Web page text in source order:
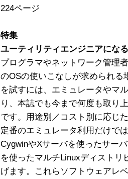
224ページ
特集
ユーティリティエンジニアにな
プログラマやネットワーク管理
のOSの使いこなしが求められる
を試すには、エミュレータやマ
り、本誌でも今まで何度も取り
です。用途別／コスト別に応じ
定番のエミュレータ利用だけで
CygwinやXサーバを使ったサー
を使ったマルチLinuxディスト
げます。これらソフトウェアレ